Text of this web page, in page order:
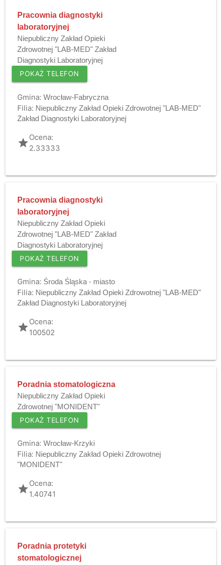
Pracownia diagnostyki
laboratoryjnej
Niepubliczny Zakład Opieki
Zdrowotnej "LAB-MED" Zakład
Diagnostyki Laboratoryjnej
POKAŻ TELEFON
Gmina: Wrocław-Fabryczna
Filia: Niepubliczny Zakład Opieki Zdrowotnej "LAB-MED"
Zakład Diagnostyki Laboratoryjnej
gradeOcena:
2.33333
Pracownia diagnostyki
laboratoryjnej
Niepubliczny Zakład Opieki
Zdrowotnej "LAB-MED" Zakład
Diagnostyki Laboratoryjnej
POKAŻ TELEFON
Gmina: Środa Śląska - miasto
Filia: Niepubliczny Zakład Opieki Zdrowotnej "LAB-MED"
Zakład Diagnostyki Laboratoryjnej
gradeOcena:
100502
Poradnia stomatologiczna
Niepubliczny Zakład Opieki
Zdrowotnej "MONIDENT"
POKAŻ TELEFON
Gmina: Wrocław-Krzyki
Filia: Niepubliczny Zakład Opieki Zdrowotnej
"MONIDENT"
gradeOcena:
1.40741
Poradnia protetyki
stomatologicznej